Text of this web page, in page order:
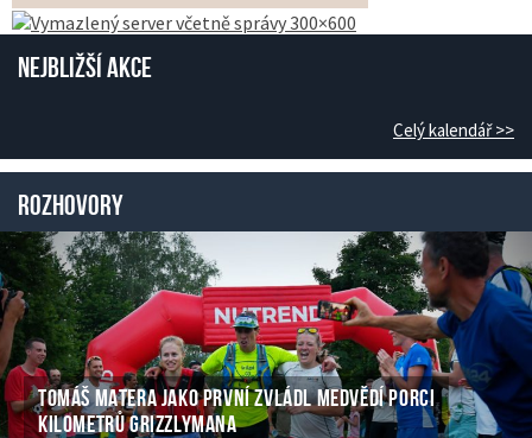
Nejbližší akce
Celý kalendář >>
Rozhovory
TOMÁŠ MATERA JAKO PRVNÍ ZVLÁDL MEDVĚDÍ PORCI
KILOMETRŮ GRIZZLYMANA